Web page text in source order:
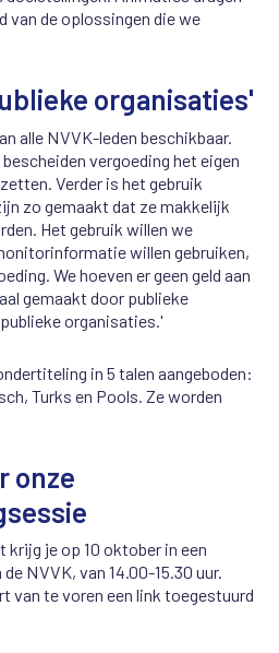
van de oplossingen die we
organisaties'
alle NVVK-leden beschikbaar.
vergoeding het eigen
Verder is het gebruik
zo gemaakt dat ze makkelijk
Het gebruik willen we
willen gebruiken,
We hoeven er geen geld aan
gemaakt door publieke
organisaties.'
in 5 talen aangeboden:
Turks en Pools. Ze worden
onze
je op 10 oktober in een
NVVK, van 14.00-15.30 uur.
van te voren een link toegestuurd